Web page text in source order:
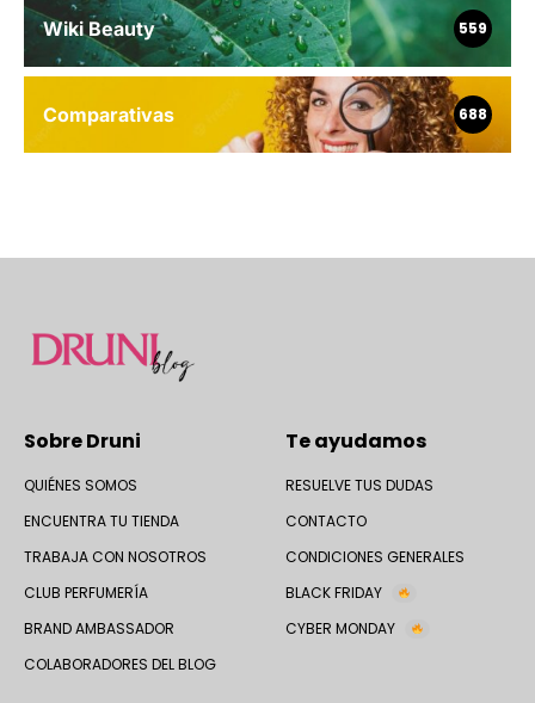
Wiki Beauty 559
Comparativas 688
Sobre Druni
QUIÉNES SOMOS
ENCUENTRA TU TIENDA
TRABAJA CON NOSOTROS
CLUB PERFUMERÍA
BRAND AMBASSADOR
COLABORADORES DEL BLOG
Te ayudamos
RESUELVE TUS DUDAS
CONTACTO
CONDICIONES GENERALES
BLACK FRIDAY
CYBER MONDAY